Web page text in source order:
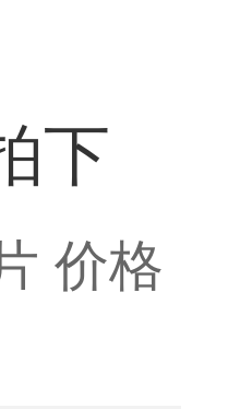
下
价格